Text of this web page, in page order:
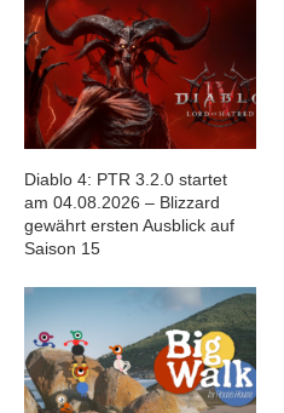
Diablo 4: PTR 3.2.0 startet
am 04.08.2026 – Blizzard
gewährt ersten Ausblick auf
Saison 15